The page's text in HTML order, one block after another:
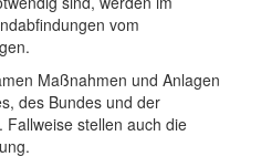
vom
Maßnahmen und Anlagen
des Bundes und der
Fallweise stellen auch die